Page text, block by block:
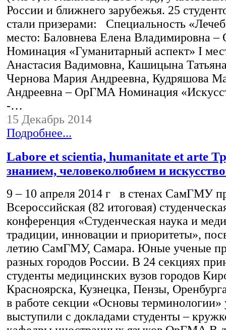
России и ближнего зарубежья. 25
стали призерами: Специальность
место: Баловнева Елена Владимировна
Номинация «Гуманитарный аспект» I
Анастасия Вадимовна, Кашицына
Чернова Мария Андреевна, Кудряшова
Андреевна – ОрГМА Номинация
-…
15 Декабрь 2014
Подробнее...
Labore et scientia, humanitate et arte
знанием, человеколюбием и
9 – 10 апреля 2014 г в стенах СамГМУ
Всероссийская (82 итоговая)
конференция «Студенческая наука и
традиции, инновации и приоритеты»,
летию СамГМУ, Самара. Юные ученые
разных городов России. В 24 секциях
студенты медицинских вузов городов
Красноярска, Кузнецка, Пензы,
в работе секции «Основы
выступили с докладами студенты –